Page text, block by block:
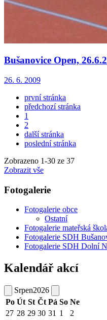
Bušanovice Open,
26. 6. 2009
první stránka
předchozí stránka
1
2
další stránka
poslední stránka
Zobrazeno 1-30 ze 37
Zobrazit vše
Fotogalerie
Fotogalerie obce
Ostatní
Fotogalerie mateřská
Fotogalerie SDH
Fotogalerie SDH Dolní
Kalendář akcí
Srpen2026
Po Út St Čt Pá So Ne
27 28 29 30 31 1
2